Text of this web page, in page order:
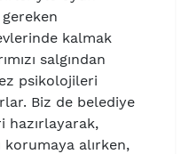
kalmak
salgından
psikolojileri
Biz de belediye
hazırlayarak,
korumaya alırken,